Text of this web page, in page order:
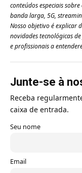
conteúdos especiais
banda larga, 5G,
Nosso objetivo é explicar
novidades tecnológicas
e profissionais a
Junte-se à
Receba
caixa de entrada.
Seu nome
Email